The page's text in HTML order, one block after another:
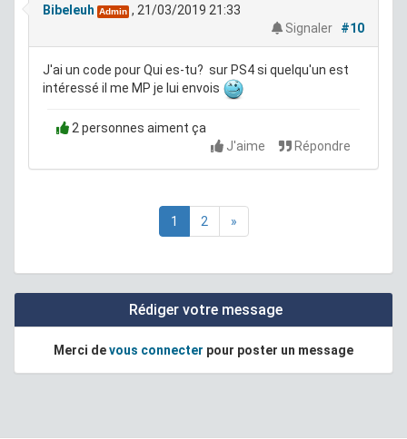
Bibeleuh Admin , 21/03/2019 21:33
Signaler
#10
J'ai un code pour Qui es-tu? sur PS4 si quelqu'un est
intéressé il me MP je lui envois
2 personnes aiment ça
J'aime
Répondre
1 2 »
Rédiger votre message
Merci devous connecter pour poster un message